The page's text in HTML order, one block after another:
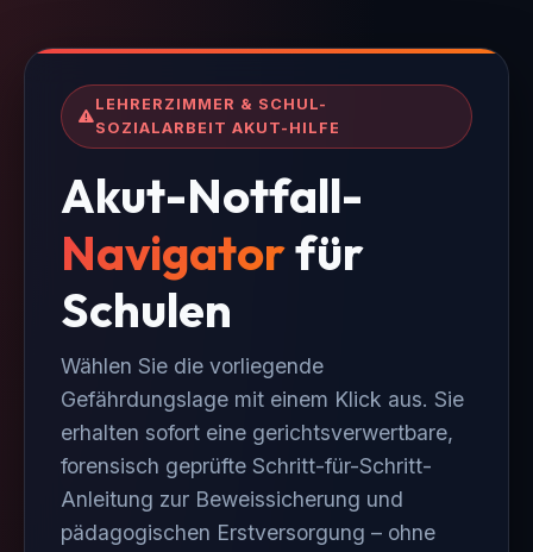
LEHRERZIMMER & SCHUL-
SOZIALARBEIT AKUT-HILFE
Akut-Notfall-
Navigatorfür
Schulen
Wählen Sie die vorliegende
Gefährdungslage mit einem Klick aus. Sie
erhalten sofort eine gerichtsverwertbare,
forensisch geprüfte Schritt-für-Schritt-
Anleitung zur Beweissicherung und
pädagogischen Erstversorgung – ohne